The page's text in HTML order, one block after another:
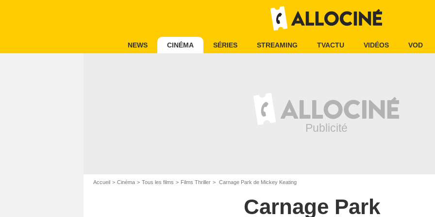
NEWS CINÉMA SÉRIES STREAMING TVACTU VIDÉOS VOD
Accueil Cinéma Tous les films Films Thriller Carnage Park de Mickey Keating
Carnage Park